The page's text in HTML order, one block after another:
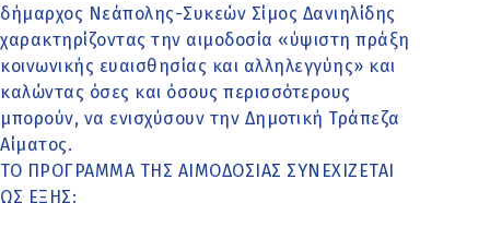
δήμαρχος Νεάπολης-Συκεών Σίμος Δανιηλίδης
χαρακτηρίζοντας την αιμοδοσία «ύψιστη πράξη
κοινωνικής ευαισθησίας και αλληλεγγύης» και
καλώντας όσες και όσους περισσότερους
μπορούν, να ενισχύσουν την Δημοτική Τράπεζα
Αίματος.
ΤΟ ΠΡΟΓΡΑΜΜΑ ΤΗΣ ΑΙΜΟΔΟΣΙΑΣ ΣΥΝΕΧΙΖΕΤΑΙ
ΩΣ ΕΞΗΣ: